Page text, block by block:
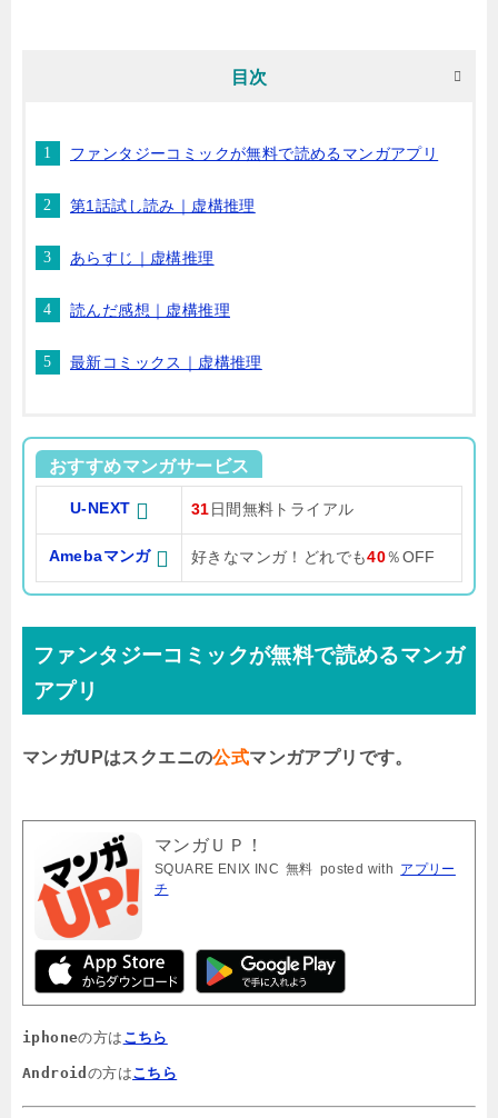
目次
ファンタジーコミックが無料で読めるマンガアプリ
第1話試し読み｜虚構推理
あらすじ｜虚構推理
読んだ感想｜虚構推理
最新コミックス｜虚構推理
おすすめマンガサービス
U-NEXT 31 日間無料トライアル
Amebaマンガ 好きなマンガ！どれでも40％OFF
ファンタジーコミックが無料で読めるマンガ
アプリ
マンガUPはスクエニの公式マンガアプリです。
マンガＵＰ！
SQUARE ENIX INC 無料 posted with アプリー
チ
iphoneの方は こちら
Android の方はこちら